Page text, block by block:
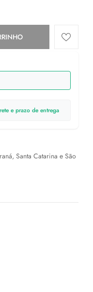
e prazo de entrega
Santa Catarina e São